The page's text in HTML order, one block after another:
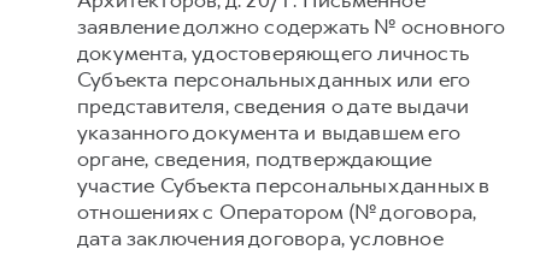
заявление должно содержать № основного
документа, удостоверяющего личность
Субъекта персональных данных или его
представителя, сведения о дате выдачи
указанного документа и выдавшем его
органе, сведения, подтверждающие
участие Субъекта персональных данных в
отношениях с Оператором (№ договора,
дата заключения договора, условное